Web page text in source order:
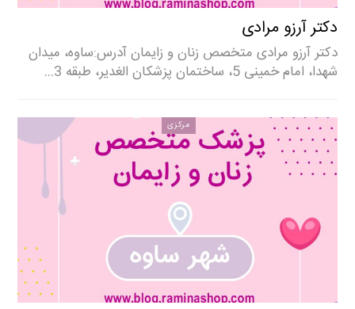
دکتر آرزو مرادی
دکتر آرزو مرادی متخصص زنان و زایمان آدرس:ساوه، میدان
شهدا، امام خمینی 5، ساختمان پزشکان الغدیر، طبقه 3…
مرکزی